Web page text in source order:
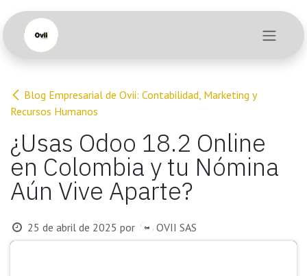
Ir al contenido
Blog Empresarial de Ovii: Contabilidad, Marketing y
Recursos Humanos
¿Usas Odoo 18.2 Online
en Colombia y tu Nómina
Aún Vive Aparte?
25 de abril de 2025 por OVII SAS